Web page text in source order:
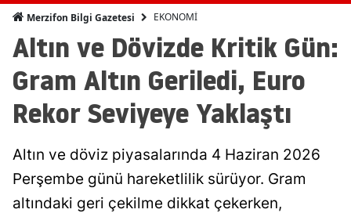
Merzifon Bilgi Gazetesi EKONOMİ
Altın ve Dövizde Kritik Gün:
Gram Altın Geriledi, Euro
Rekor Seviyeye Yaklaştı
Altın ve döviz piyasalarında 4 Haziran 2026
Perşembe günü hareketlilik sürüyor. Gram
altındaki geri çekilme dikkat çekerken,